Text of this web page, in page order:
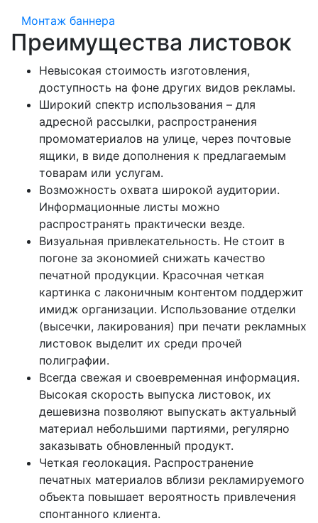
Монтаж баннера
Преимущества листовок
Невысокая стоимость изготовления,
доступность на фоне других видов рекламы.
Широкий спектр использования – для
адресной рассылки, распространения
промоматериалов на улице, через почтовые
ящики, в виде дополнения к предлагаемым
товарам или услугам.
Возможность охвата широкой аудитории.
Информационные листы можно
распространять практически везде.
Визуальная привлекательность. Не стоит в
погоне за экономией снижать качество
печатной продукции. Красочная четкая
картинка с лаконичным контентом поддержит
имидж организации. Использование отделки
(высечки, лакирования) при печати рекламных
листовок выделит их среди прочей
полиграфии.
Всегда свежая и своевременная информация.
Высокая скорость выпуска листовок, их
дешевизна позволяют выпускать актуальный
материал небольшими партиями, регулярно
заказывать обновленный продукт.
Четкая геолокация. Распространение
печатных материалов вблизи рекламируемого
объекта повышает вероятность привлечения
спонтанного клиента.